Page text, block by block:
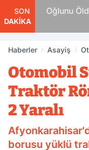
SON
DAKİKA
Oğlunu
Haberler Asayiş
Otomobil
Traktör
2 Yaralı
borusu yüklü